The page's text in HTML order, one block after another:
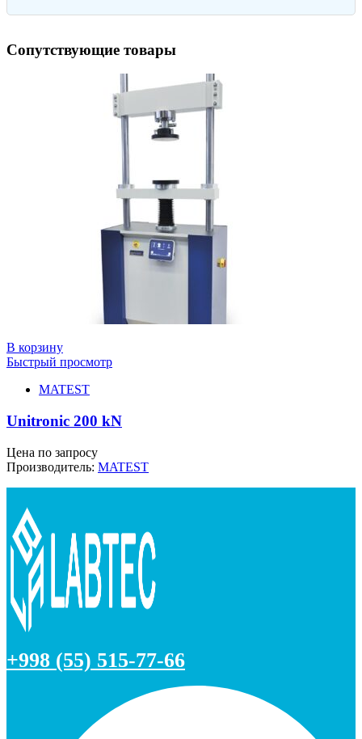
Сопутствующие товары
В корзину
Быстрый просмотр
MATEST
Unitronic 200 kN
Цена по запросу
Производитель: MATEST
+998 (55) 515-77-66